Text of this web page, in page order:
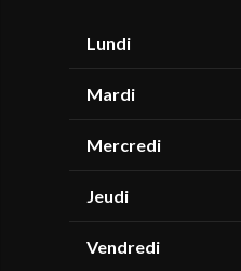
Lundi
Mardi
Mercredi
Jeudi
Vendredi